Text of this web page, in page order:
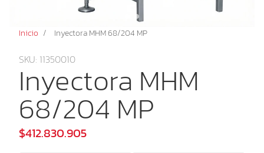
Inicio / Inyectora MHM 68/204 MP
SKU: 11350010
Inyectora MHM
68/204 MP
$412.830.905